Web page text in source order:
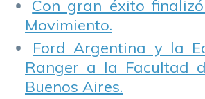
Con gran éxito
Movimiento.
Ford Argentina y la
Ranger a la Facultad
Buenos Aires.